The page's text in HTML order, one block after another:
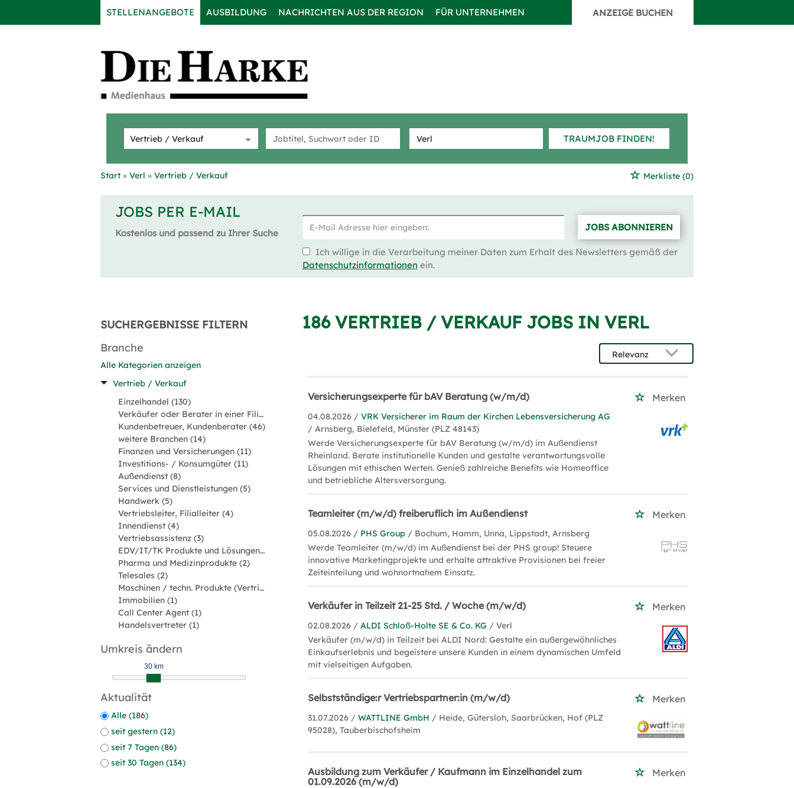
STELLENANGEBOTE AUSBILDUNG NACHRICHTEN AUS DER REGION FÜR UNTERNEHMEN ANZEIGE BUCHEN
TRAUMJOB FINDEN!
Start Verl Vertrieb / Verkauf Merkliste (0)
JOBS PER E-MAIL
Kostenlos und passend zu Ihrer Suche
JOBS ABONNIEREN
Ich willige in die Verarbeitung meiner Daten zum Erhalt des Newsletters gemäß der
Datenschutzinformationen ein.
SUCHERGEBNISSE FILTERN
Branche
Alle Kategorien anzeigen
Vertrieb / Verkauf
Einzelhandel (130)
Verkäufer oder Berater in einer Filiale (129)
Kundenbetreuer, Kundenberater (46)
weitere Branchen (14)
Finanzen und Versicherungen (11)
Investitions- / Konsumgüter (11)
Außendienst (8)
Services und Dienstleistungen (5)
Handwerk (5)
Vertriebsleiter, Filialleiter (4)
Innendienst (4)
Vertriebsassistenz (3)
EDV/IT/TK Produkte und Lösungen (2)
Pharma und Medizinprodukte (2)
Telesales (2)
Maschinen / techn. Produkte (Vertriebsingenieur) (1)
Immobilien (1)
Call Center Agent (1)
Handelsvertreter (1)
Umkreis ändern
30 km
Aktualität
Alle (186)
seit gestern (12)
seit 7 Tagen (86)
seit 30 Tagen (134)
186 VERTRIEB / VERKAUF JOBS IN VERL
Versicherungsexperte für bAV Beratung (w/m/d) Merken
04.08.2026 /VRK Versicherer im Raum der Kirchen Lebensversicherung AG
/ Arnsberg, Bielefeld, Münster (PLZ 48143)
Werde Versicherungsexperte für bAV Beratung (w/m/d) im Außendienst
Rheinland. Berate institutionelle Kunden und gestalte verantwortungsvolle
Lösungen mit ethischen Werten. Genieß zahlreiche Benefits wie Homeoffice
und betriebliche Altersversorgung.
Teamleiter (m/w/d) freiberuflich im Außendienst Merken
05.08.2026 / PHS Group / Bochum, Hamm, Unna, Lippstadt, Arnsberg
Werde Teamleiter (m/w/d) im Außendienst bei der PHS group! Steuere
innovative Marketingprojekte und erhalte attraktive Provisionen bei freier
Zeiteinteilung und wohnortnahem Einsatz.
Verkäufer in Teilzeit 21-25 Std. / Woche (m/w/d) Merken
02.08.2026 /ALDI Schloß-Holte SE & Co. KG / Verl
Verkäufer (m/w/d) in Teilzeit bei ALDI Nord: Gestalte ein außergewöhnliches
Einkaufserlebnis und begeistere unsere Kunden in einem dynamischen Umfeld
mit vielseitigen Aufgaben.
Selbstständige:r Vertriebspartner:in (m/w/d) Merken
31.07.2026 /WATTLINE GmbH / Heide, Gütersloh, Saarbrücken, Hof (PLZ
95028), Tauberbischofsheim
Ausbildung zum Verkäufer / Kaufmann im Einzelhandel zum
01.09.2026 (m/w/d)
Merken